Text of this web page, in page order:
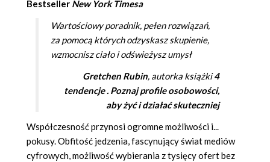
Bestseller New York Timesa
Wartościowy poradnik, pełen rozwiązań,
za pomocą których odzyskasz skupienie,
wzmocnisz ciało i odświeżysz umysł
Gretchen Rubin, autorka książki4
tendencje . Poznaj profile osobowości,
aby żyć i działać skuteczniej
Współczesność przynosi ogromne możliwości i...
pokusy. Obfitość jedzenia, fascynujący świat mediów
cyfrowych, możliwość wybierania z tysięcy ofert bez